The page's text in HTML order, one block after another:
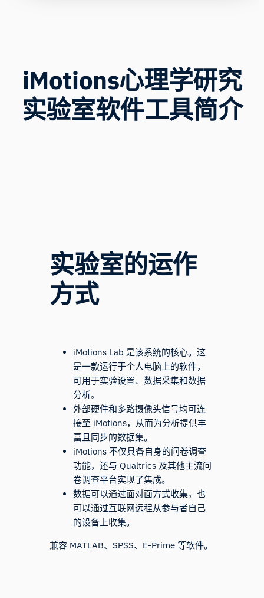
iMotions心理学研究
实验室软件工具简介
实验室的运作
方式
iMotions Lab 是该系统的核心。这
是一款运行于个人电脑上的软件，
可用于实验设置、数据采集和数据
分析。
外部硬件和多路摄像头信号均可连
接至 iMotions，从而为分析提供丰
富且同步的数据集。
iMotions 不仅具备自身的问卷调查
功能，还与 Qualtrics 及其他主流问
卷调查平台实现了集成。
数据可以通过面对面方式收集，也
可以通过互联网远程从参与者自己
的设备上收集。
兼容 MATLAB、SPSS、E-Prime 等软件。